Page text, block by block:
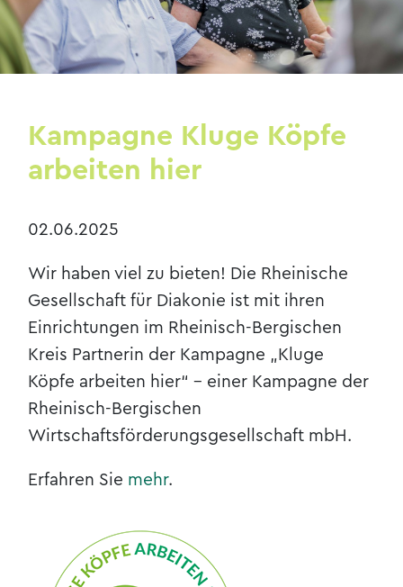
Kontakt & Anfahrt
Kampagne Kluge Köpfe
arbeiten hier
02.06.2025
Wir haben viel zu bieten! Die Rheinische
Gesellschaft für Diakonie ist mit ihren
Einrichtungen im Rheinisch-Bergischen
Kreis Partnerin der Kampagne „Kluge
Köpfe arbeiten hier“ - einer Kampagne der
Rheinisch-Bergischen
Wirtschaftsförderungsgesellschaft mbH.
Erfahren Sie mehr.